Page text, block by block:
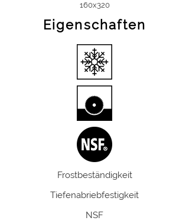
160x320
Eigenschaften
Frostbeständigkeit
Tiefenabriebfestigkeit
NSF